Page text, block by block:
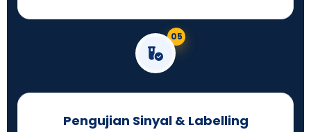
05
Pengujian Sinyal & Labelling